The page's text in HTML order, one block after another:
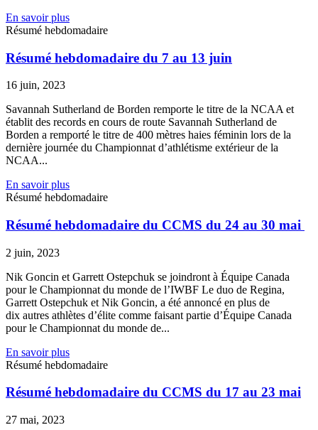
En savoir plus
Résumé hebdomadaire
Résumé hebdomadaire du 7 au 13 juin
16 juin, 2023
Savannah Sutherland de Borden remporte le titre de la NCAA et
établit des records en cours de route Savannah Sutherland de
Borden a remporté le titre de 400 mètres haies féminin lors de la
dernière journée du Championnat d’athlétisme extérieur de la
NCAA...
En savoir plus
Résumé hebdomadaire
Résumé hebdomadaire du CCMS du 24 au 30 mai
2 juin, 2023
Nik Goncin et Garrett Ostepchuk se joindront à Équipe Canada
pour le Championnat du monde de l’IWBF Le duo de Regina,
Garrett Ostepchuk et Nik Goncin, a été annoncé en plus de
dix autres athlètes d’élite comme faisant partie d’Équipe Canada
pour le Championnat du monde de...
En savoir plus
Résumé hebdomadaire
Résumé hebdomadaire du CCMS du 17 au 23 mai
27 mai, 2023